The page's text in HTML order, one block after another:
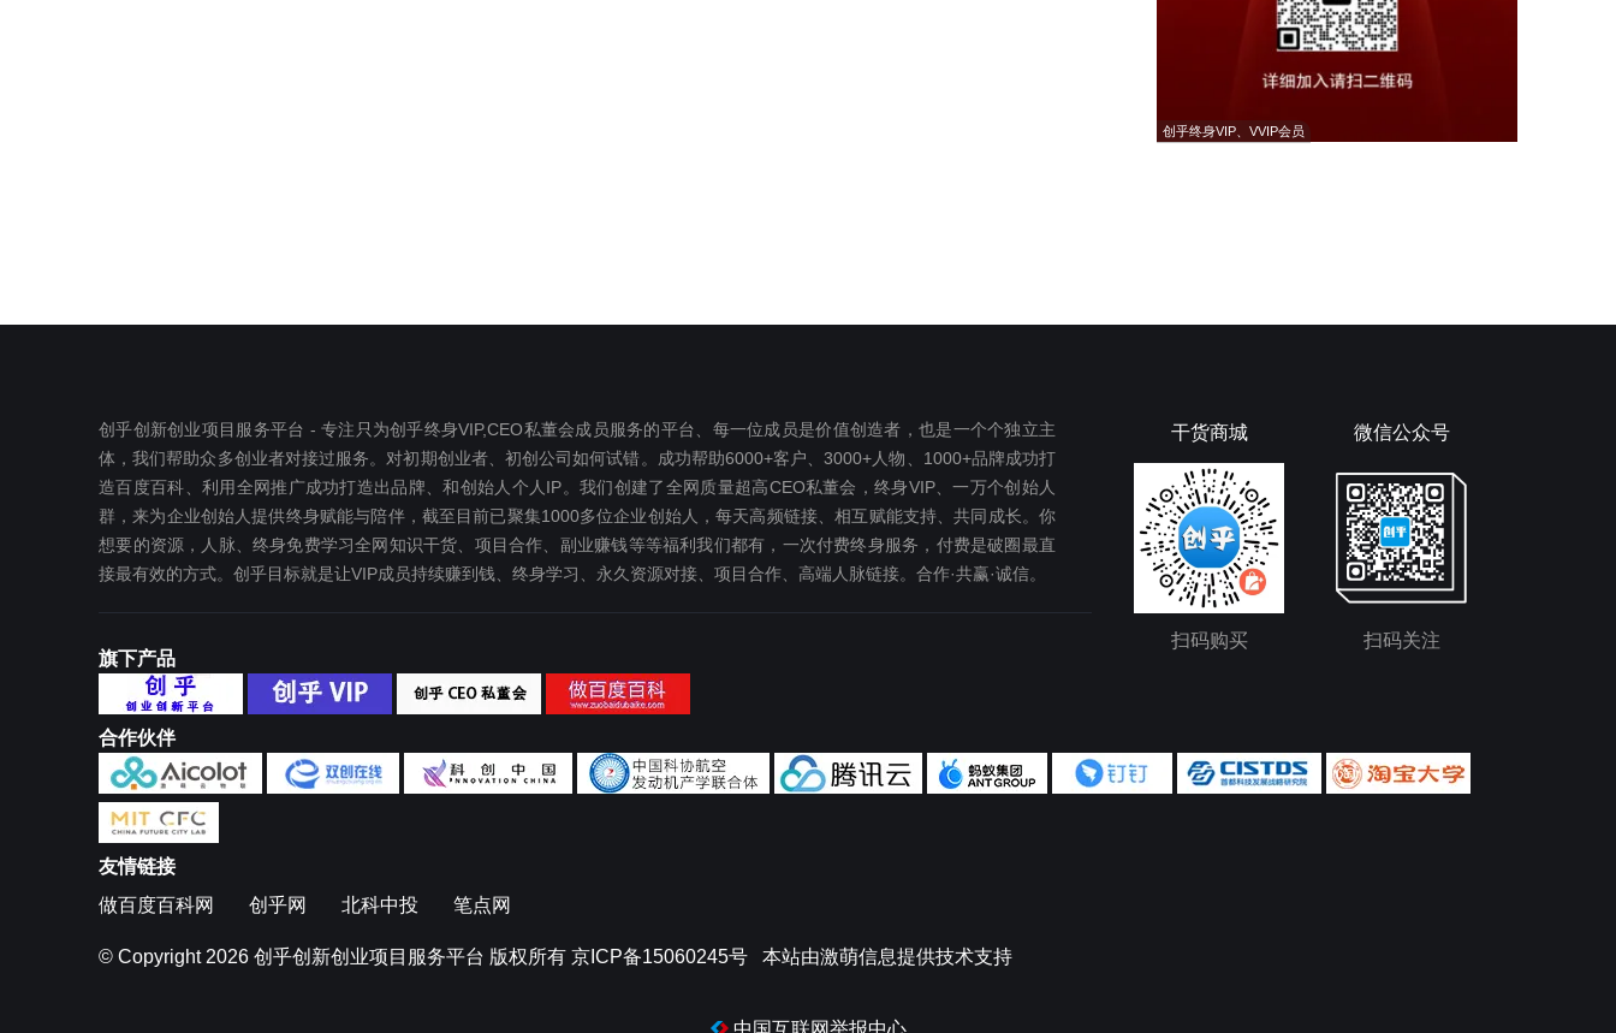
创乎终身VIP、VVIP会员
创乎创新创业项目服务平台 - 专注只为创乎终身VIP,CEO私董会成员服务的平台、每一位成员是价值创造者，也是一个个独立主
体，我们帮助众多创业者对接过服务。对初期创业者、初创公司如何试错。成功帮助6000+客户、3000+人物、1000+品牌成功打
造百度百科、利用全网推广成功打造出品牌、和创始人个人IP。我们创建了全网质量超高CEO私董会，终身VIP、一万个创始人
群，来为企业创始人提供终身赋能与陪伴，截至目前已聚集1000多位企业创始人，每天高频链接、相互赋能支持、共同成长。你
想要‬的资源，人脉、终身免费学习全网知识干货、项目合作、副业赚钱等等福利我们都‬有，一次付费终‬身服务，付费是破圈最‬直
接最有效‬的方式。创乎目标就是让VIP成员持续赚到钱、终身学习、永久资源对接、项目合作、高端人脉链接。合作·共赢·诚信。
旗下产品
干货商城
扫码购买
微信公众号
扫码关注
合作伙伴
友情链接
做百度百科网
创乎网 北科中投 笔点网
© Copyright 2026 创乎创新创业项目服务平台 版权所有 京ICP备15060245号 本站由激萌信息提供技术支持